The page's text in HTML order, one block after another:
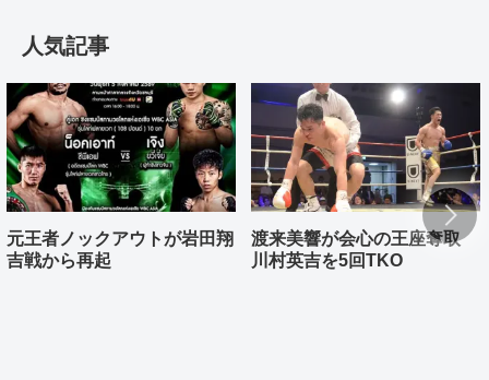
人気記事
元王者ノックアウトが岩田翔
吉戦から再起
渡来美響が会心の王座奪取
川村英吉を5回TKO